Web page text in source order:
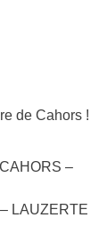
de Cahors !
–
LAUZERTE